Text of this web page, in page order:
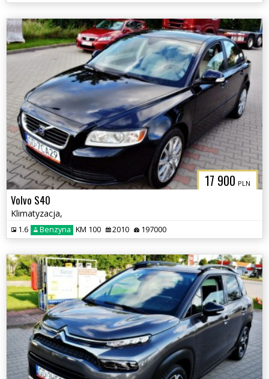
17 900 PLN
Volvo S40
Klimatyzacja,
1.6 Benzyna KM 100 2010 197000